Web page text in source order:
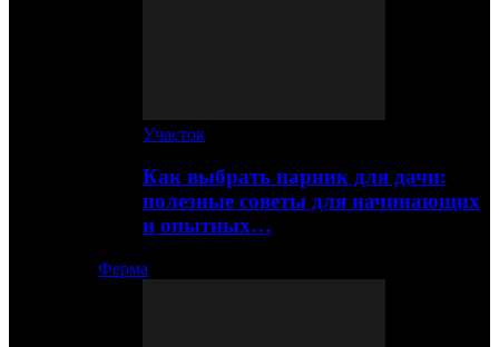
Участок
Как выбрать парник для дачи:
полезные советы для начинающих
и опытных…
Ферма